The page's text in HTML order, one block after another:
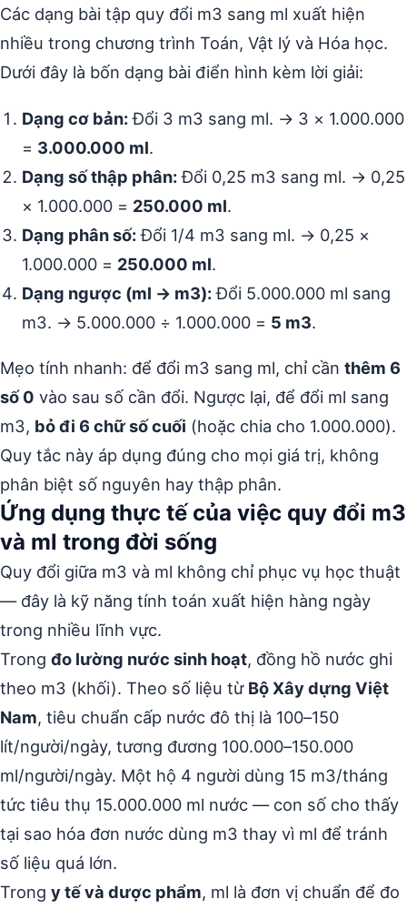
Các dạng bài tập quy đổi m3 sang ml xuất hiện
nhiều trong chương trình Toán, Vật lý và Hóa học.
Dưới đây là bốn dạng bài điển hình kèm lời giải:
Dạng cơ bản:Đổi 3 m3 sang ml. → 3 × 1.000.000
= 3.000.000 ml.
Dạng số thập phân:Đổi 0,25 m3 sang ml. → 0,25
× 1.000.000 = 250.000 ml.
Dạng phân số:Đổi 1/4 m3 sang ml. → 0,25 ×
1.000.000 = 250.000 ml.
Dạng ngược (ml → m3):Đổi 5.000.000 ml sang
m3. → 5.000.000 ÷ 1.000.000 = 5 m3.
Mẹo tính nhanh: để đổi m3 sang ml, chỉ cần thêm 6
số 0 vào sau số cần đổi. Ngược lại, để đổi ml sang
m3, bỏ đi 6 chữ số cuối (hoặc chia cho 1.000.000).
Quy tắc này áp dụng đúng cho mọi giá trị, không
phân biệt số nguyên hay thập phân.
Ứng dụng thực tế của việc quy đổi m3
và ml trong đời sống
Quy đổi giữa m3 và ml không chỉ phục vụ học thuật
— đây là kỹ năng tính toán xuất hiện hàng ngày
trong nhiều lĩnh vực.
Trong đo lường nước sinh hoạt, đồng hồ nước ghi
theo m3 (khối). Theo số liệu từ Bộ Xây dựng Việt
Nam, tiêu chuẩn cấp nước đô thị là 100–150
lít/người/ngày, tương đương 100.000–150.000
ml/người/ngày. Một hộ 4 người dùng 15 m3/tháng
tức tiêu thụ 15.000.000 ml nước — con số cho thấy
tại sao hóa đơn nước dùng m3 thay vì ml để tránh
số liệu quá lớn.
Trong y tế và dược phẩm, ml là đơn vị chuẩn để đo